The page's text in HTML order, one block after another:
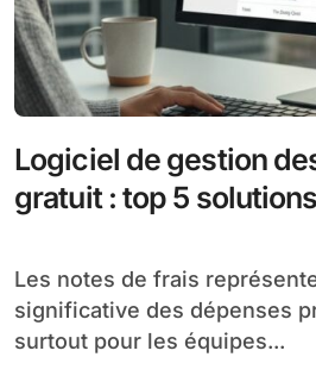
Logiciel de gestion
gratuit : top 5
Les notes de frais représentent une part
significative des dépenses
surtout pour les équipes...